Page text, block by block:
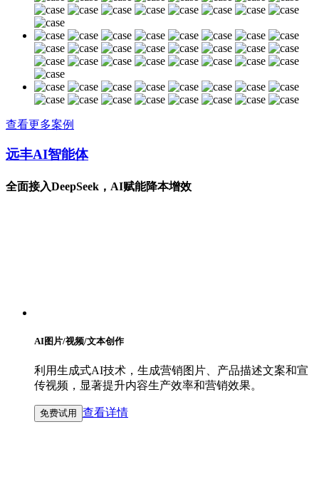
查看更多案例
远丰AI智能体
全面接入DeepSeek，AI赋能降本增效
AI图片/视频/文本创作
利用生成式AI技术，生成营销图片、产品描述文案和宣
传视频，显著提升内容生产效率和营销效果。
免费试用 查看详情